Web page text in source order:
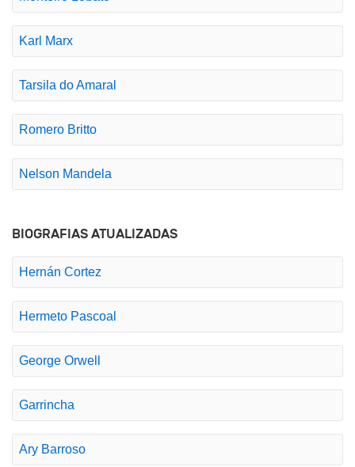
Karl Marx
Tarsila do Amaral
Romero Britto
Nelson Mandela
BIOGRAFIAS ATUALIZADAS
Hernán Cortez
Hermeto Pascoal
George Orwell
Garrincha
Ary Barroso